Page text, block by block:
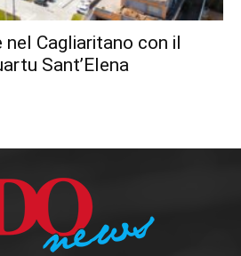
Cagliaritano con il
Sant’Elena